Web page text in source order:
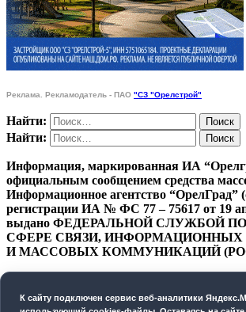
Реклама. Рекламодатель - ПАО "СЗ "Орелстрой"
Найти:
Найти:
Информация, маркированная ИА
официальным сообщением средства
Информационное агентство “ОрелГрад”
регистрации ИА № ФС 77 – 75617 от 19
выдано ФЕДЕРАЛЬНОЙ СЛУЖБОЙ
СФЕРЕ СВЯЗИ, ИНФОРМАЦИОННЫХ
И МАССОВЫХ КОММУНИКАЦИЙ
СОГЛАСИЕ НА ОБРАБОТКУ
К cайту подключен сервис веб-аналитики